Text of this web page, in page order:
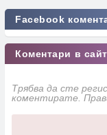
Facebook
Коментари в
Трябва да сте
коментирате.